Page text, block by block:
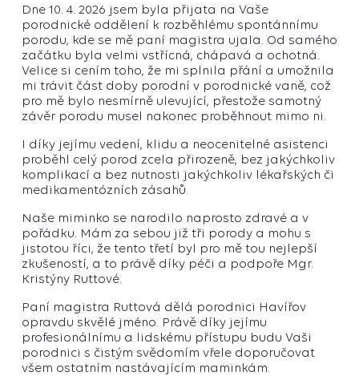
Dne 10. 4. 2026 jsem byla přijata na Vaše
porodnické oddělení k rozběhlému spontánnímu
porodu, kde se mě paní magistra ujala. Od samého
začátku byla velmi vstřícná, chápavá a ochotná.
Velice si cením toho, že mi splnila přání a umožnila
mi trávit část doby porodní v porodnické vaně, což
pro mě bylo nesmírně ulevující, přestože samotný
závěr porodu musel nakonec proběhnout mimo ni.
I díky jejímu vedení, klidu a neocenitelné asistenci
proběhl celý porod zcela přirozeně, bez jakýchkoliv
komplikací a bez nutnosti jakýchkoliv lékařských či
medikamentózních zásahů.
Naše miminko se narodilo naprosto zdravé a v
pořádku. Mám za sebou již tři porody a mohu s
jistotou říci, že tento třetí byl pro mě tou nejlepší
zkušeností, a to právě díky péči a podpoře Mgr.
Kristýny Ruttové.
Paní magistra Ruttová dělá porodnici Havířov
opravdu skvělé jméno. Právě díky jejímu
profesionálnímu a lidskému přístupu budu Vaši
porodnici s čistým svědomím vřele doporučovat
všem ostatním nastávajícím maminkám.